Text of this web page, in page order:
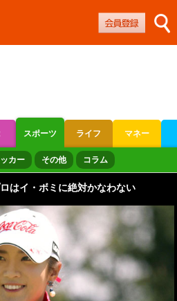
スポーツ ライフ マネー
レース
カー その他 コラム
はイ・ボミに絶対かなわない